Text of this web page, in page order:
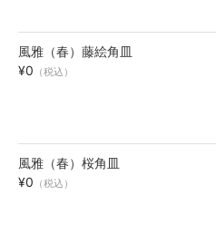
風雅（春）藤絵角皿
¥0 （税込）
風雅（春）桜角皿
¥0 （税込）